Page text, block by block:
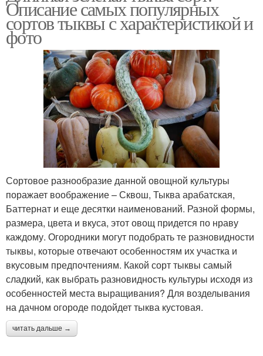
Описание самых популярных
сортов тыквы с характеристикой и
фото
Сортовое разнообразие данной овощной культуры
поражает воображение – Сквош, Тыква арабатская,
Баттернат и еще десятки наименований. Разной формы,
размера, цвета и вкуса, этот овощ придется по нраву
каждому. Огородники могут подобрать те разновидности
тыквы, которые отвечают особенностям их участка и
вкусовым предпочтениям. Какой сорт тыквы самый
сладкий, как выбрать разновидность культуры исходя из
особенностей места выращивания? Для возделывания
на дачном огороде подойдет тыква кустовая.
читать дальше →